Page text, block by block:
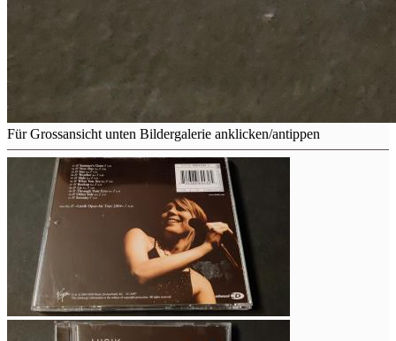
Für Grossansicht unten Bildergalerie anklicken/antippen